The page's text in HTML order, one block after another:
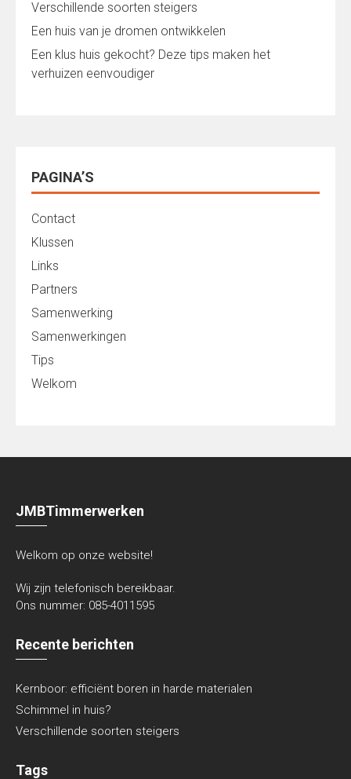
Verschillende soorten steigers
Een huis van je dromen ontwikkelen
Een klus huis gekocht? Deze tips maken het
verhuizen eenvoudiger
PAGINA’S
Contact
Klussen
Links
Partners
Samenwerking
Samenwerkingen
Tips
Welkom
JMBTimmerwerken
Welkom op onze website!
Wij zijn telefonisch bereikbaar.
Ons nummer: 085-4011595
Recente berichten
Kernboor: efficiënt boren in harde materialen
Schimmel in huis?
Verschillende soorten steigers
Tags